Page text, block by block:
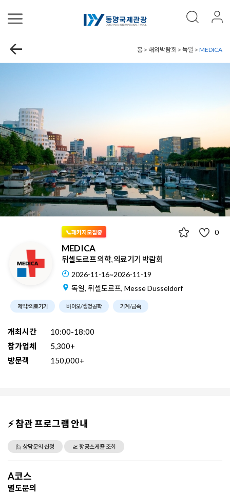
홈 > 해외박람회 > 독일 > MEDICA
📞패키지모집중 0
MEDICA
뒤셀도르프 의학, 의료기기 박람회
2026-11-16~2026-11-19
독일, 뒤셀도르프, Messe Dusseldorf
제약/의료기기 바이오/생명공학 기계/금속
개최시간
10:00-18:00
참가업체
5,300+
방문객
150,000+
⚡ 참관 프로그램 안내
🙋 상담문의 신청 🛫 항공스케쥴 조회
A코스
별도문의